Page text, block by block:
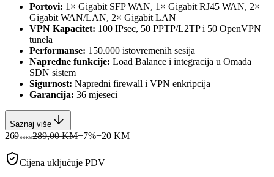
Portovi: 1× Gigabit SFP WAN, 1× Gigabit RJ45 WAN, 2×
Gigabit WAN/LAN, 2× Gigabit LAN
VPN Kapacitet: 100 IPsec, 50 PPTP/L2TP i 50 OpenVPN
tunela
Performanse: 150.000 istovremenih sesija
Napredne funkcije: Load Balance i integracija u Omada
SDN sistem
Sigurnost: Napredni firewall i VPN enkripcija
Garancija: 36 mjeseci
Saznaj više
269 00KM289,00 KM−7%−20 KM
Cijena uključuje PDV